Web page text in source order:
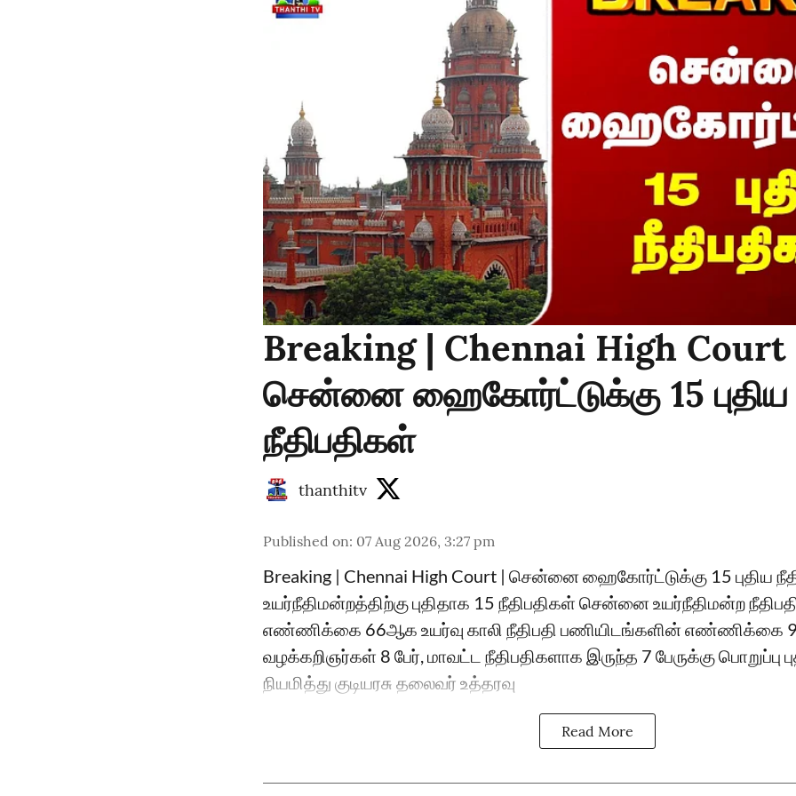
Breaking | Chennai High Court
சென்னை ஹைகோர்ட்டுக்கு 15 புதிய
நீதிபதிகள்
thanthitv
Published on: 07 Aug 2026, 3:27 pm
Breaking | Chennai High Court | சென்னை ஹைகோர்ட்டுக்கு 15 புதிய
உயர்நீதிமன்றத்திற்கு புதிதாக 15 நீதிபதிகள் சென்னை உயர்நீதிமன்ற
எண்ணிக்கை 66ஆக உயர்வு காலி நீதிபதி பணியிடங்களின் எண்ணிக்கை
வழக்கறிஞர்கள் 8 பேர், மாவட்ட நீதிபதிகளாக இருந்த 7 பேருக்கு பொறுப்பு
நியமித்து குடியரசு தலைவர் உத்தரவு
Read More